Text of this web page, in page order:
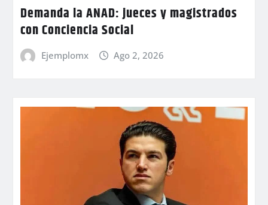
Demanda la ANAD: jueces y magistrados
con Conciencia Social
Ejemplomx Ago 2, 2026